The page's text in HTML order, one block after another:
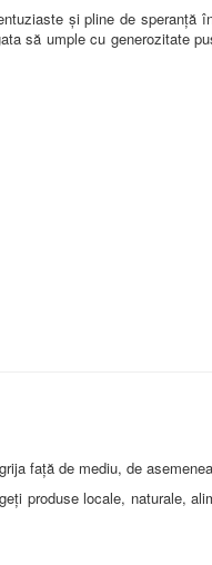
și pline de speranță
să umple cu generozitate
față de mediu, de
produse locale, naturale,